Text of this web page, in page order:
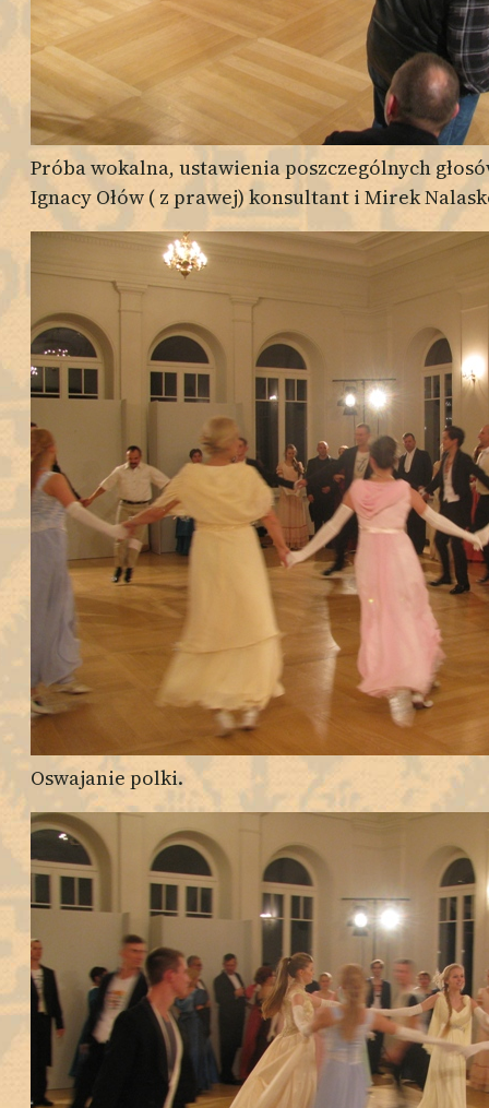
Próba wokalna, ustawienia poszczególnych
Ignacy Ołów ( z prawej) konsultant i Mirek
Oswajanie polki.